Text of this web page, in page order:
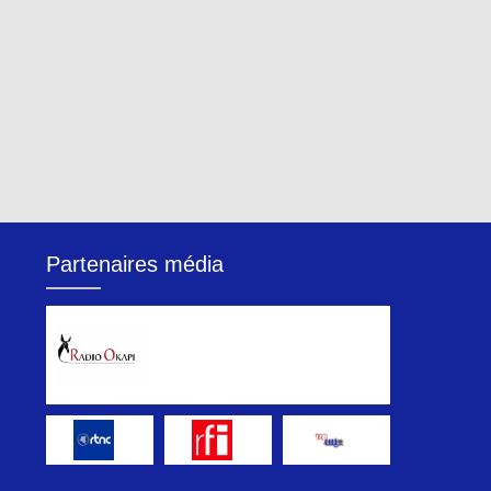
Partenaires média